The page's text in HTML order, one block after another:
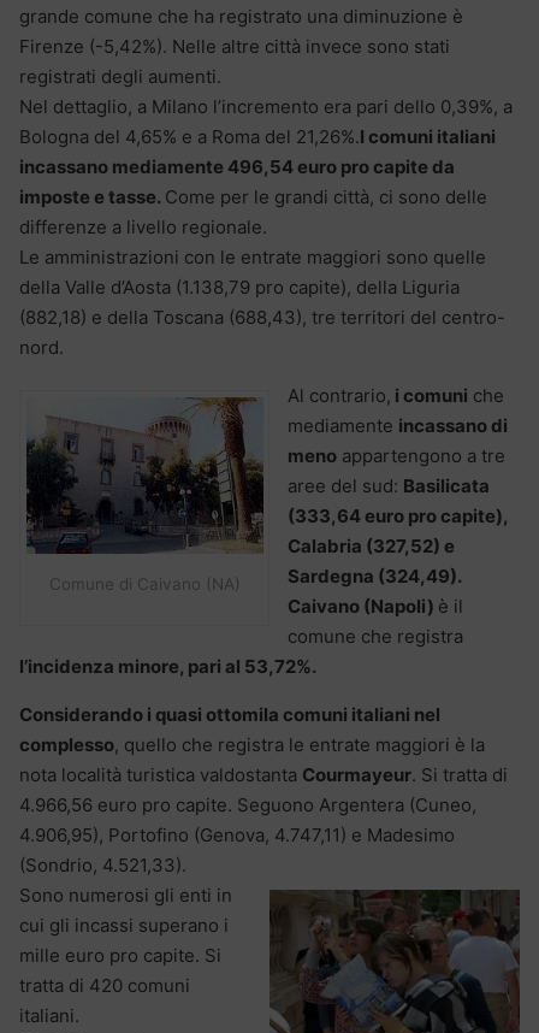
grande comune che ha registrato una diminuzione è
Firenze (-5,42%). Nelle altre città invece sono stati
registrati degli aumenti.
Nel dettaglio, a Milano l’incremento era pari dello 0,39%, a
Bologna del 4,65% e a Roma del 21,26%.I comuni italiani
incassano mediamente 496,54 euro pro capite da
imposte e tasse. Come per le grandi città, ci sono delle
differenze a livello regionale.
Le amministrazioni con le entrate maggiori sono quelle
della Valle d’Aosta (1.138,79 pro capite), della Liguria
(882,18) e della Toscana (688,43), tre territori del centro-
nord.
Comune di Caivano (NA)
Al contrario, i comuni che
mediamente incassano di
meno appartengono a tre
aree del sud: Basilicata
(333,64 euro pro capite),
Calabria (327,52) e
Sardegna (324,49).
Caivano (Napoli) è il
comune che registra
l’incidenza minore, pari al 53,72%.
Considerando i quasi ottomila comuni italiani nel
complesso, quello che registra le entrate maggiori è la
nota località turistica valdostanta Courmayeur. Si tratta di
4.966,56 euro pro capite. Seguono Argentera (Cuneo,
4.906,95), Portofino (Genova, 4.747,11) e Madesimo
(Sondrio, 4.521,33).
Sono numerosi gli enti in
cui gli incassi superano i
mille euro pro capite. Si
tratta di 420 comuni
italiani.